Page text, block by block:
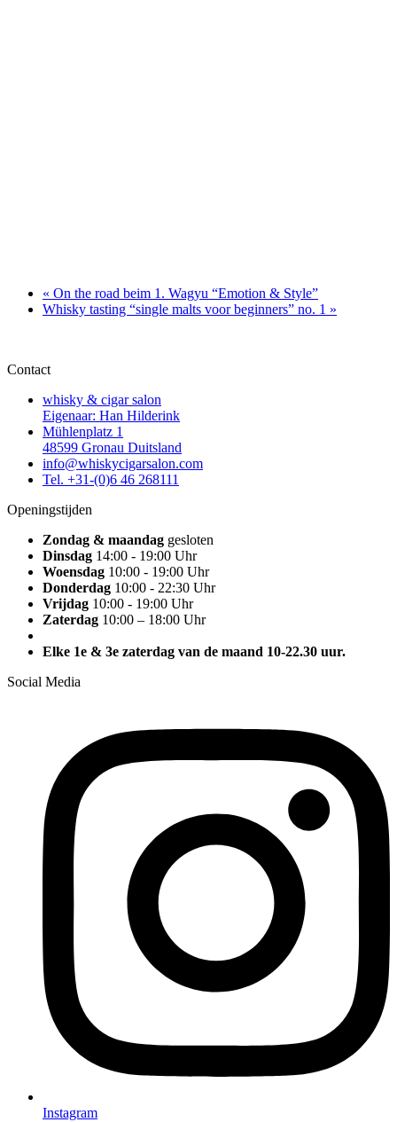
« On the road beim 1. Wagyu “Emotion & Style”
Whisky tasting “single malts voor beginners” no. 1 »
Contact
whisky & cigar salon
Eigenaar: Han Hilderink
Mühlenplatz 1
48599 Gronau Duitsland
info@whiskycigarsalon.com
Tel. +31-(0)6 46 268111
Openingstijden
Zondag & maandag gesloten
Dinsdag 14:00 - 19:00 Uhr
Woensdag 10:00 - 19:00 Uhr
Donderdag 10:00 - 22:30 Uhr
Vrijdag 10:00 - 19:00 Uhr
Zaterdag 10:00 – 18:00 Uhr
Elke 1e & 3e zaterdag van de maand 10-22.30 uur.
Social Media
Instagram